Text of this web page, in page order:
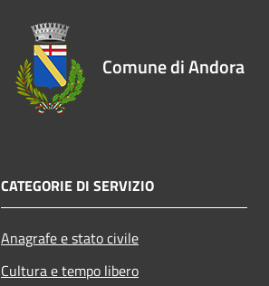
Comune di Andora
CATEGORIE DI SERVIZIO
Anagrafe e stato civile
Cultura e tempo libero